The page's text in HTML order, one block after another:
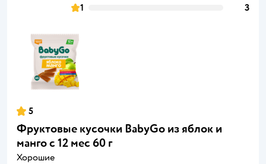
1
3
5
Фруктовые кусочки BabyGo из яблок и
манго с 12 мес 60 г
Хорошие